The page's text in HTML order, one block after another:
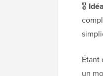
🎖️
Étant
un